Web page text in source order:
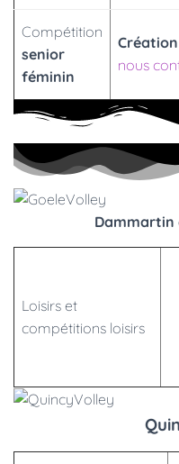
Compétition
senior
féminin
nous
Dammartin
Loisirs et
compétitions loisirs